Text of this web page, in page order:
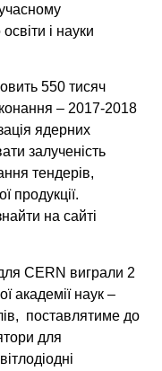
і науки
550 тисяч
– 2017-2018
ядерних
залученість
тендерів,
продукції.
на сайті
CERN виграли 2
академії наук –
поставлятиме до
для